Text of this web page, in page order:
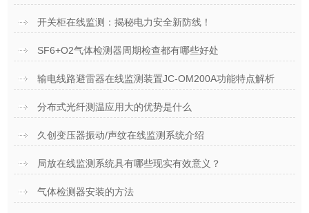
开关柜在线监测：揭秘电力安全新防线！
SF6+O2气体检测器周期检查都有哪些好处
输电线路避雷器在线监测装置JC-OM200A功能特点解析
分布式光纤测温应用大的优势是什么
久创变压器振动/声纹在线监测系统介绍
局放在线监测系统具有哪些现实有效意义？
气体检测器安装的方法